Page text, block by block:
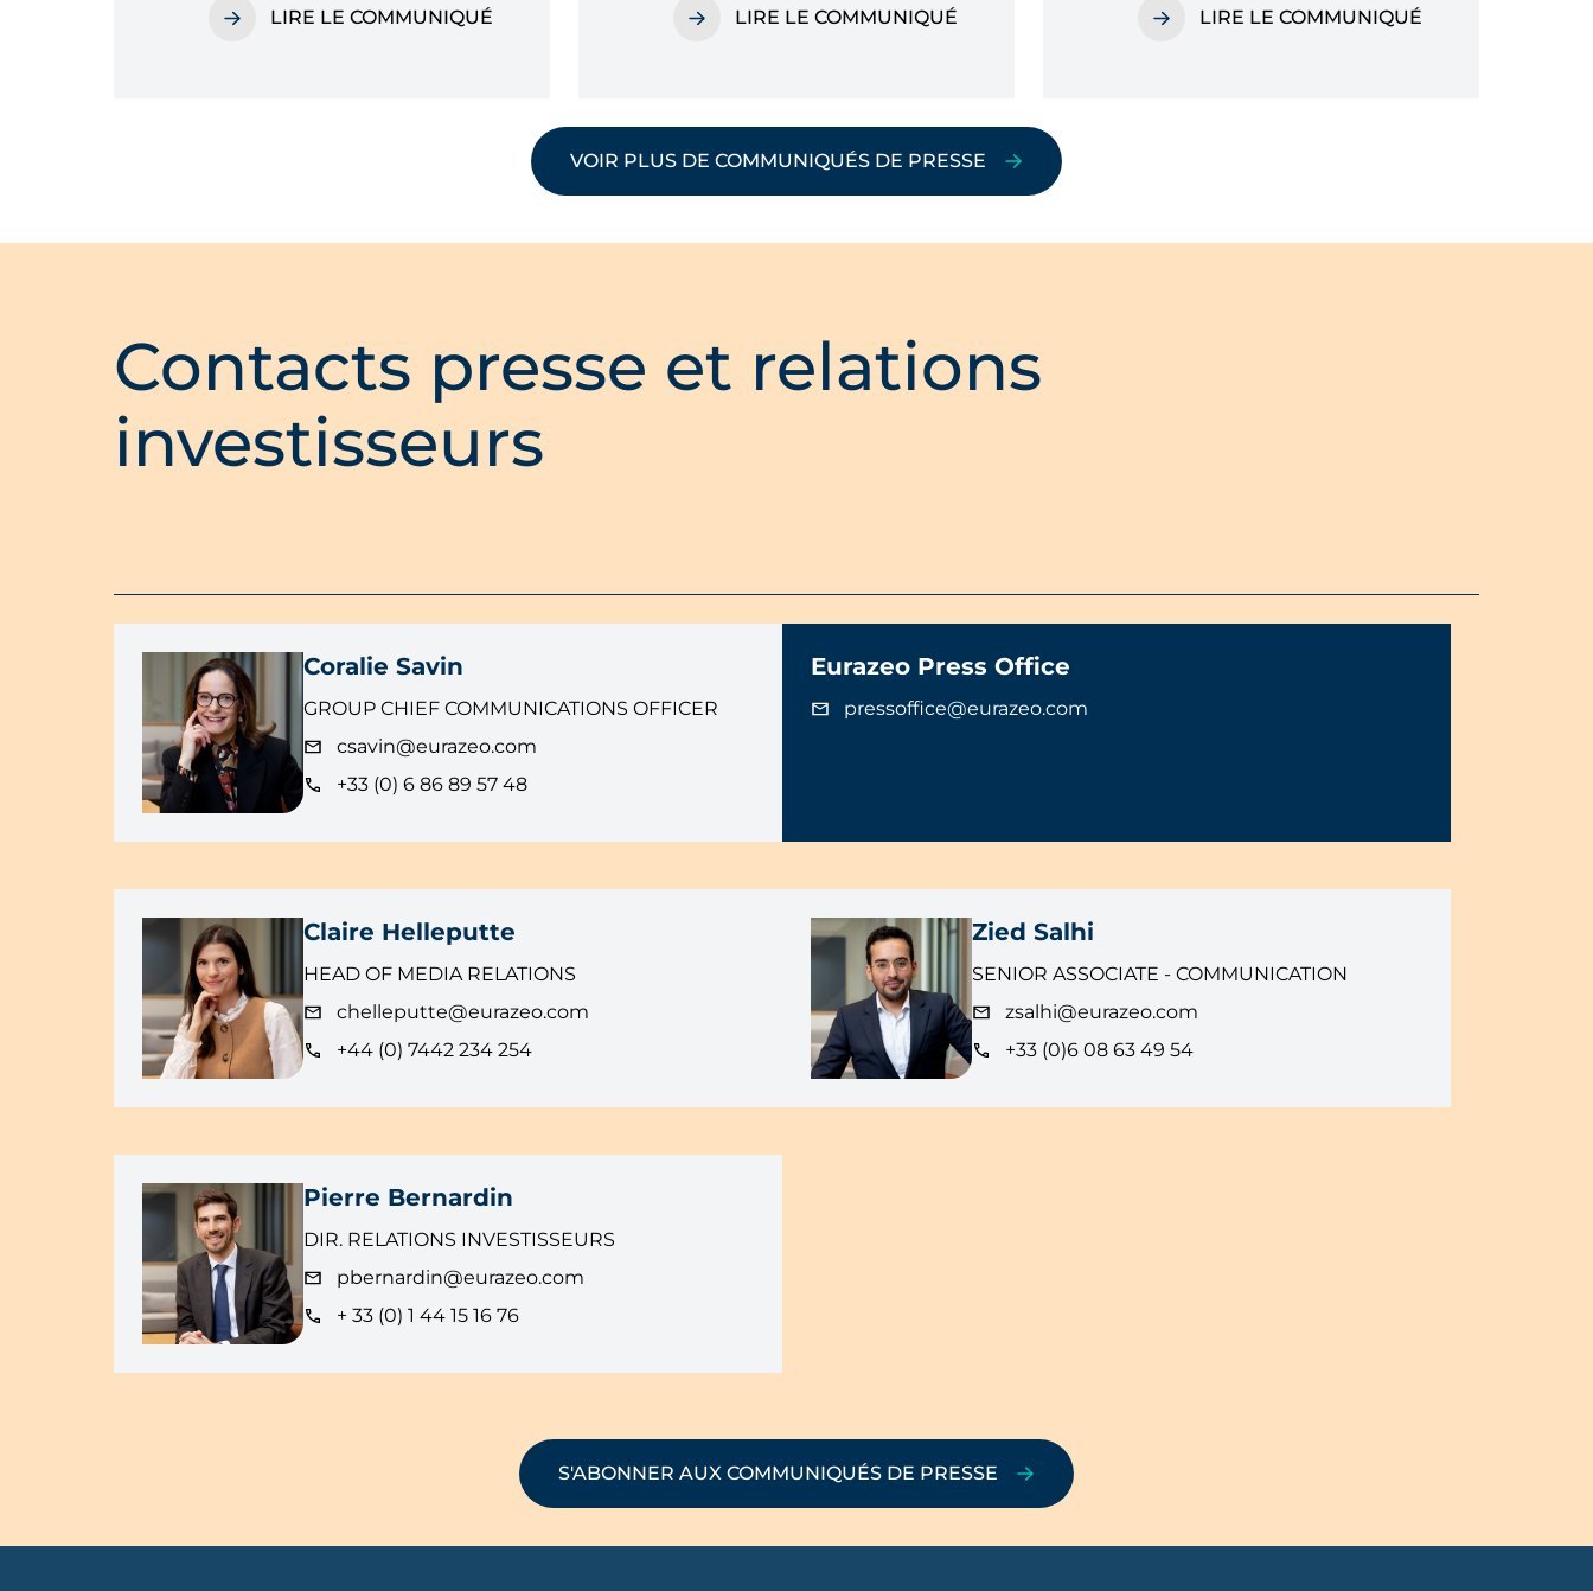
D’ARDIANLIRE LE COMMUNIQUÉ LIRE LE COMMUNIQUÉ LIRE LE COMMUNIQUÉ
VOIR PLUS DE COMMUNIQUÉS DE PRESSE
Contacts presse et relations
investisseurs
Coralie Savin
GROUP CHIEF COMMUNICATIONS OFFICER
csavin@eurazeo.com
+33 (0) 6 86 89 57 48
Eurazeo Press Office
pressoffice@eurazeo.com
Claire Helleputte
HEAD OF MEDIA RELATIONS
chelleputte@eurazeo.com
+44 (0) 7442 234 254
Zied Salhi
SENIOR ASSOCIATE - COMMUNICATION
zsalhi@eurazeo.com
+33 (0)6 08 63 49 54
Pierre Bernardin
DIR. RELATIONS INVESTISSEURS
pbernardin@eurazeo.com
+ 33 (0) 1 44 15 16 76
S'ABONNER AUX COMMUNIQUÉS DE PRESSE